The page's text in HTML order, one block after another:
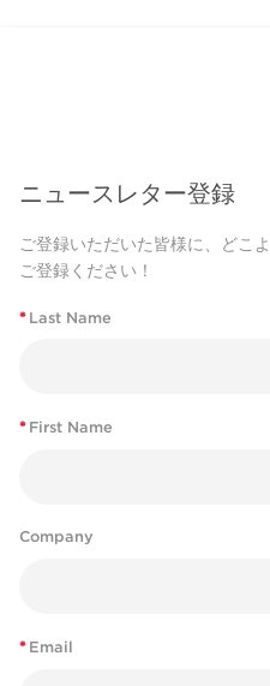
ニュースレター登録
ご登録いただいた皆様に、どこ
ご登録ください！
* Last Name
* First Name
Company
* Email